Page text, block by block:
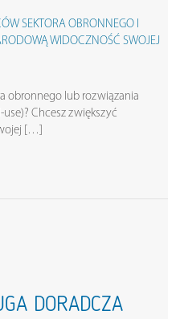
SEKTORA OBRONNEGO I
WIDOCZNOŚĆ SWOJEJ
obronnego lub rozwiązania
Chcesz zwiększyć
[…]
DORADCZA